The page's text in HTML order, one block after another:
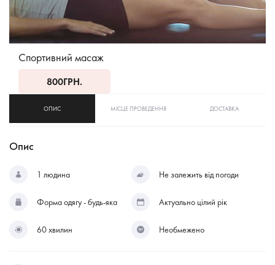
Спортивний масаж
800ГРН.
ОПИС МІСЦЕ ПРОВЕДЕННЯ ДОСТАВКА
Опис
1 людина Не залежить від погоди
Форма одягу - будь-яка Актуально цілий рік
60 хвилин Необмежено